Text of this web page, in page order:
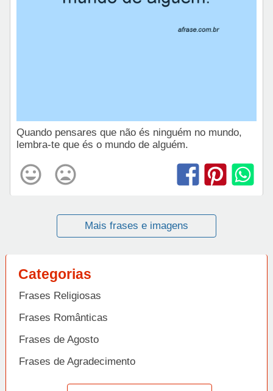
Quando pensares que não és ninguém no mundo,
lembra-te que és o mundo de alguém.
Mais frases e imagens
Categorias
Frases Religiosas
Frases Românticas
Frases de Agosto
Frases de Agradecimento
Frases de Amizade